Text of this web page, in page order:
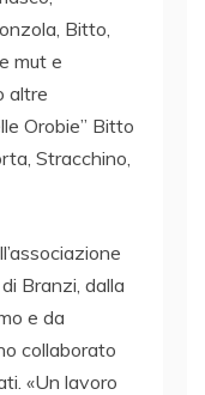
Bitto,
mut e
altre
Orobie” Bitto
Stracchino,
Branzi, dalla
e da
collaborato
«Un lavoro